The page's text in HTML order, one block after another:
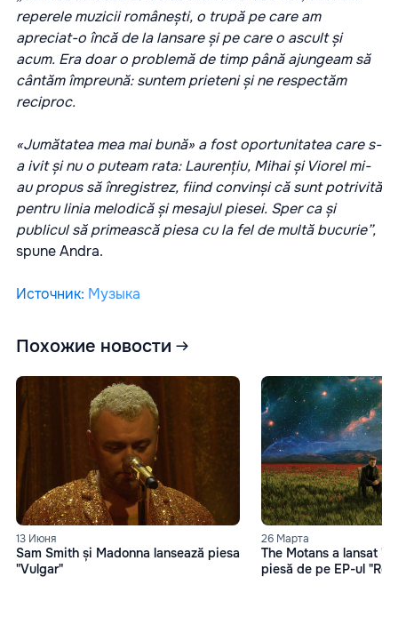
reperele muzicii românești, o trupă pe care am
apreciat-o încă de la lansare și pe care o ascult și
acum. Era doar o problemă de timp până ajungeam să
cântăm împreună: suntem prieteni și ne respectăm
reciproc.
«Jumătatea mea mai bună» a fost oportunitatea care s-
a ivit și nu o puteam rata: Laurențiu, Mihai și Viorel mi-
au propus să înregistrez, fiind convinși că sunt potrivită
pentru linia melodică și mesajul piesei. Sper ca și
publicul să primească piesa cu la fel de multă bucurie”,
spune Andra.
Источник: Музыка
Похожие новости
13 Июня
Sam Smith și Madonna lansează piesa
"Vulgar"
26 Марта
The Motans a lansat
piesă de pe EP-ul